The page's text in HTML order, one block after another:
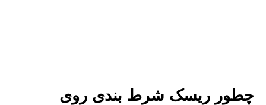
چطور ریسک شرط بندی روی